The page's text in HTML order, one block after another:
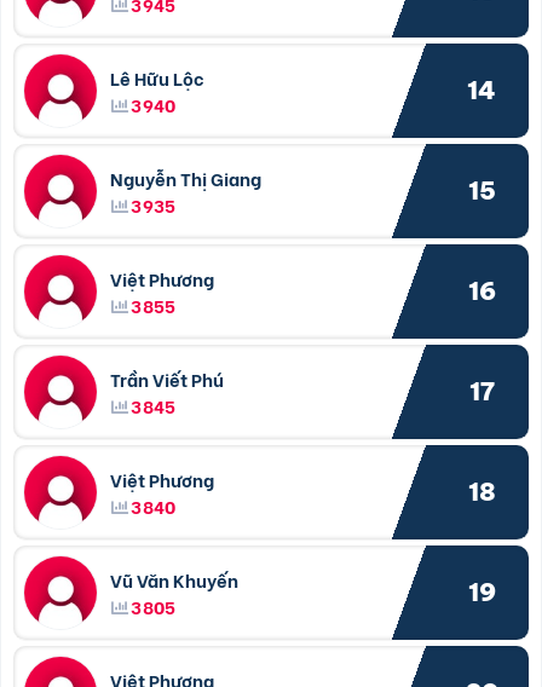
Lê Hữu Lộc
3940
14
Nguyễn Thị Giang
3935
15
Việt Phương
3855
16
Trần Viết Phú
3845
17
Việt Phương
3840
18
Vũ Văn Khuyến
3805
19
Việt Phương